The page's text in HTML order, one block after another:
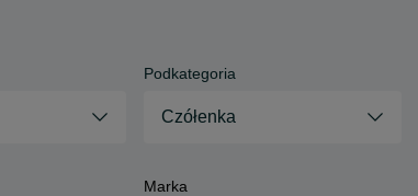
Podkategoria
Czółenka
Marka